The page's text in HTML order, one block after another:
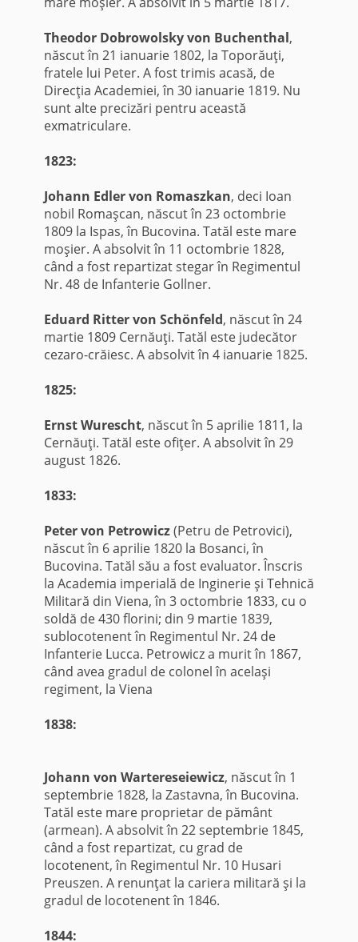
Theodor Dobrowolsky von Buchenthal,
născut în 21 ianuarie 1802, la Toporăuţi,
fratele lui Peter. A fost trimis acasă, de
Direcţia Academiei, în 30 ianuarie 1819. Nu
sunt alte precizări pentru această
exmatriculare.
1823:
Johann Edler von Romaszkan, deci Ioan
nobil Romaşcan, născut în 23 octombrie
1809 la Ispas, în Bucovina. Tatăl este mare
moşier. A absolvit în 11 octombrie 1828,
când a fost repartizat stegar în Regimentul
Nr. 48 de Infanterie Gollner.
Eduard Ritter von Schönfeld, născut în 24
martie 1809 Cernăuţi. Tatăl este judecător
cezaro-crăiesc. A absolvit în 4 ianuarie 1825.
1825:
Ernst Wurescht, născut în 5 aprilie 1811, la
Cernăuţi. Tatăl este ofiţer. A absolvit în 29
august 1826.
1833:
Peter von Petrowicz(Petru de Petrovici),
născut în 6 aprilie 1820 la Bosanci, în
Bucovina. Tatăl său a fost evaluator. Înscris
la Academia imperială de Inginerie şi Tehnică
Militară din Viena, în 3 octombrie 1833, cu o
soldă de 430 florini; din 9 martie 1839,
sublocotenent în Regimentul Nr. 24 de
Infanterie Lucca. Petrowicz a murit în 1867,
când avea gradul de colonel în acelaşi
regiment, la Viena
1838:
Johann von Wartereseiewicz, născut în 1
septembrie 1828, la Zastavna, în Bucovina.
Tatăl este mare proprietar de pământ
(armean). A absolvit în 22 septembrie 1845,
când a fost repartizat, cu grad de
locotenent, în Regimentul Nr. 10 Husari
Preuszen. A renunţat la cariera militară şi la
gradul de locotenent în 1846.
1844: